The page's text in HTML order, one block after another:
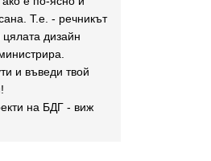
Т.е. - речникът
дизайн
и въведи твой
на БДГ - виж